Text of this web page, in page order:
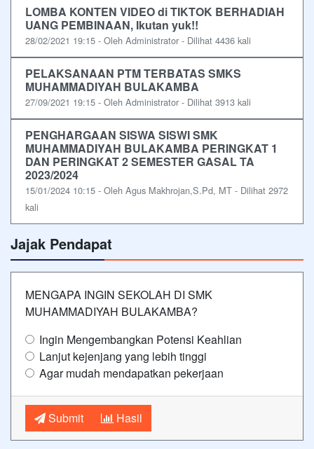
LOMBA KONTEN VIDEO di TIKTOK BERHADIAH
UANG PEMBINAAN, Ikutan yuk!!
28/02/2021 19:15 - Oleh Administrator - Dilihat 4436 kali
PELAKSANAAN PTM TERBATAS SMKS
MUHAMMADIYAH BULAKAMBA
27/09/2021 19:15 - Oleh Administrator - Dilihat 3913 kali
PENGHARGAAN SISWA SISWI SMK
MUHAMMADIYAH BULAKAMBA PERINGKAT 1
DAN PERINGKAT 2 SEMESTER GASAL TA
2023/2024
15/01/2024 10:15 - Oleh Agus Makhrojan,S.Pd, MT - Dilihat 2972
kali
Jajak Pendapat
MENGAPA INGIN SEKOLAH DI SMK
MUHAMMADIYAH BULAKAMBA?
Ingin Mengembangkan Potensi Keahlian
Lanjut kejenjang yang lebih tinggi
Agar mudah mendapatkan pekerjaan
Submit Hasil